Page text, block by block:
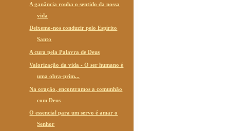
A ganância rouba o sentido da nossa
vida
Deixemo-nos conduzir pelo Espírito
Santo
A cura pela Palavra de Deus
Valorização da vida - O ser humano é
uma obra-prim...
Na oração, encontramos a comunhão
com Deus
O essencial para um servo é amar o
Senhor